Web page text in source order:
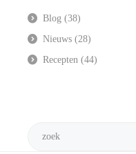
Blog (38)
Nieuws (28)
Recepten (44)